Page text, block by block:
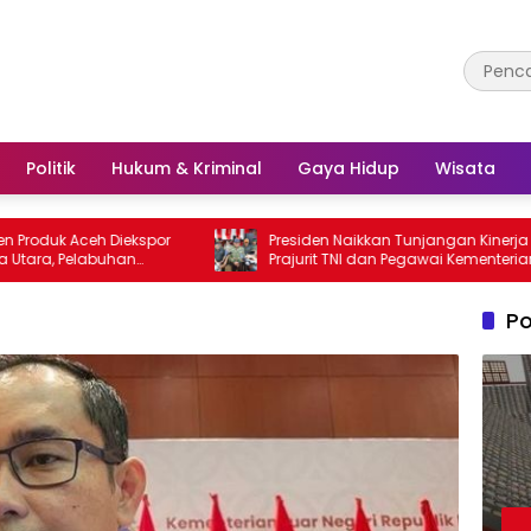
Politik Hukum & Kriminal Gaya Hidup Wisata
Diekspor
Presiden Naikkan Tunjangan Kinerja
Prajurit TNI dan Pegawai Kementerian
Pertahanan